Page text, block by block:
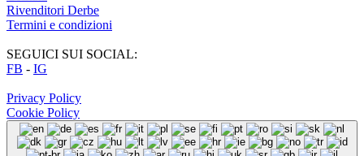
Rivenditori Derbe
Termini e condizioni
SEGUICI SUI SOCIAL:
FB - IG
Privacy Policy
Cookie Policy